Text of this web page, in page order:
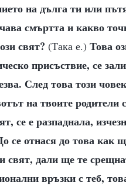
на дълга ти или
смъртта и какво
свят? (Така е.) Това
присъствие, се
След това този
на твоите родители
се е разпаднала,
отнася до това как
свят, дали ще те
връзки с теб,